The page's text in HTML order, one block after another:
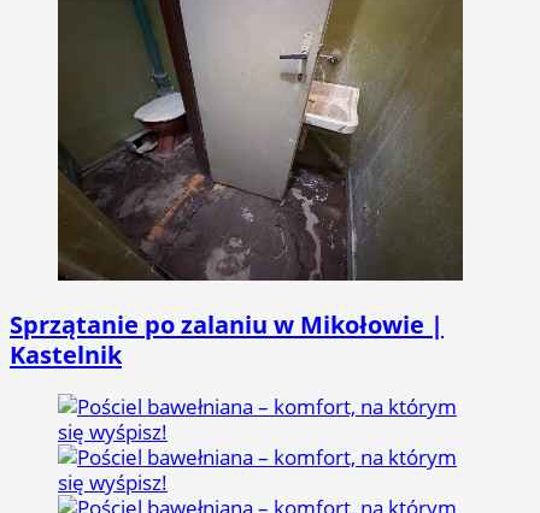
Sprzątanie po zalaniu w Mikołowie |
Kastelnik